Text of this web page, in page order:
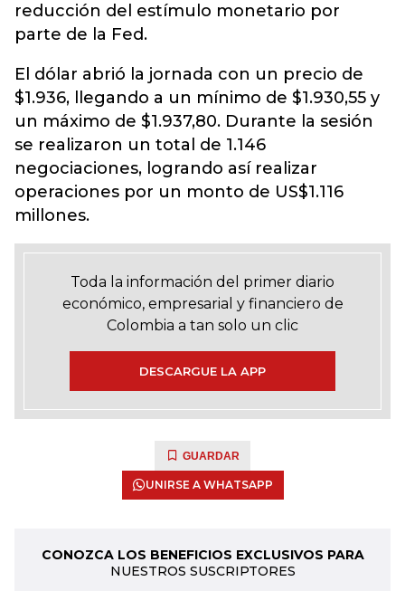
reducción del estímulo monetario por
parte de la Fed.
El dólar abrió la jornada con un precio de
$1.936, llegando a un mínimo de $1.930,55 y
un máximo de $1.937,80. Durante la sesión
se realizaron un total de 1.146
negociaciones, logrando así realizar
operaciones por un monto de US$1.116
millones.
Toda la información del primer diario
económico, empresarial y financiero de
Colombia a tan solo un clic
DESCARGUE LA APP
GUARDAR
UNIRSE A WHATSAPP
CONOZCA LOS BENEFICIOS EXCLUSIVOS PARA
NUESTROS SUSCRIPTORES